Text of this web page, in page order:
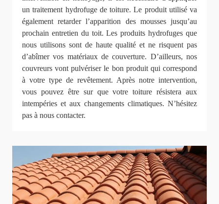
un traitement hydrofuge de toiture. Le produit utilisé va
également retarder l’apparition des mousses jusqu’au
prochain entretien du toit. Les produits hydrofuges que
nous utilisons sont de haute qualité et ne risquent pas
d’abîmer vos matériaux de couverture. D’ailleurs, nos
couvreurs vont pulvériser le bon produit qui correspond
à votre type de revêtement. Après notre intervention,
vous pouvez être sur que votre toiture résistera aux
intempéries et aux changements climatiques. N’hésitez
pas à nous contacter.